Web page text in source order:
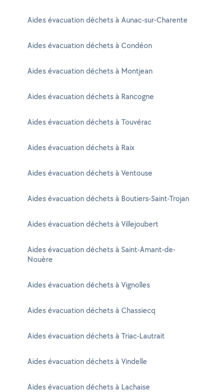
Aides évacuation déchets à Aunac-sur-Charente
Aides évacuation déchets à Condéon
Aides évacuation déchets à Montjean
Aides évacuation déchets à Rancogne
Aides évacuation déchets à Touvérac
Aides évacuation déchets à Raix
Aides évacuation déchets à Ventouse
Aides évacuation déchets à Boutiers-Saint-Trojan
Aides évacuation déchets à Villejoubert
Aides évacuation déchets à Saint-Amant-de-
Nouère
Aides évacuation déchets à Vignolles
Aides évacuation déchets à Chassiecq
Aides évacuation déchets à Triac-Lautrait
Aides évacuation déchets à Vindelle
Aides évacuation déchets à Lachaise